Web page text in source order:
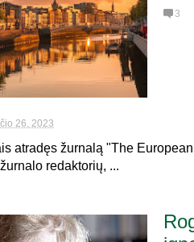
3
26, 2023
atradęs žurnalą "The
redaktorių, ...